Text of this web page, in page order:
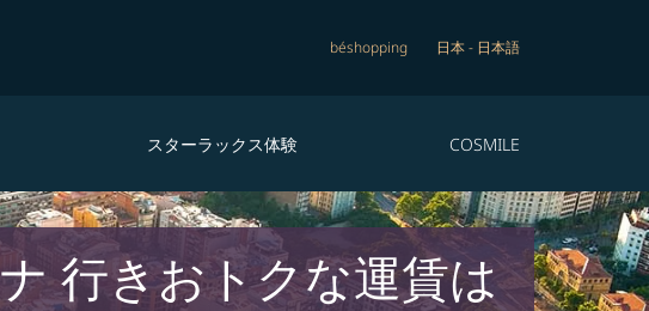
béshopping 日本- 日本語
スターラックス体験 COSMILE
行きおトクな運賃は